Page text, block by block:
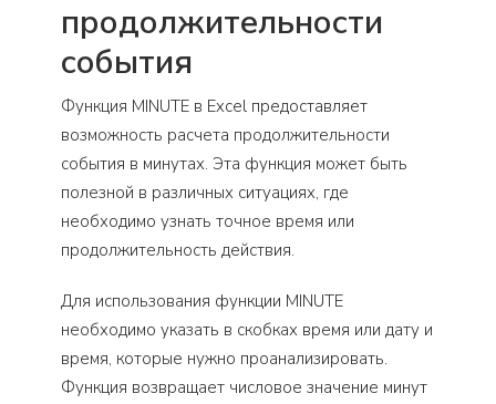
продолжительности
события
Функция MINUTE в Excel предоставляет
возможность расчета продолжительности
события в минутах. Эта функция может быть
полезной в различных ситуациях, где
необходимо узнать точное время или
продолжительность действия.
Для использования функции MINUTE
необходимо указать в скобках время или дату и
время, которые нужно проанализировать.
Функция возвращает числовое значение минут